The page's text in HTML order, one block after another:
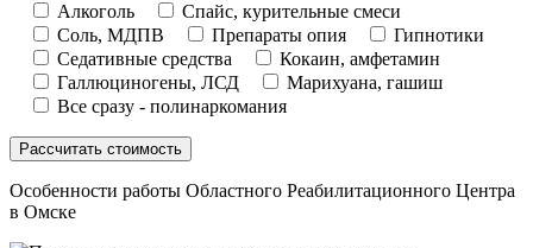
Алкоголь
Спайс, курительные смеси
Соль, МДПВ
Препараты опия
Гипнотики
Седативные средства
Кокаин, амфетамин
Галлюциногены, ЛСД
Марихуана, гашиш
Все сразу - полинаркомания
Особенности работы Областного Реабилитационного Центра
в Омске